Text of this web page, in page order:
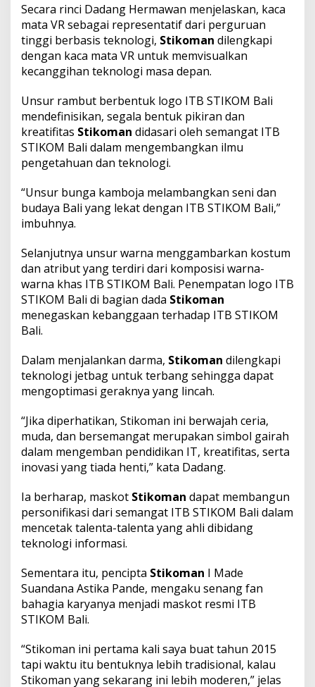
Secara rinci Dadang Hermawan menjelaskan, kaca
mata VR sebagai representatif dari perguruan
tinggi berbasis teknologi, Stikoman dilengkapi
dengan kaca mata VR untuk memvisualkan
kecanggihan teknologi masa depan.
Unsur rambut berbentuk logo ITB STIKOM Bali
mendefinisikan, segala bentuk pikiran dan
kreatifitas Stikoman didasari oleh semangat ITB
STIKOM Bali dalam mengembangkan ilmu
pengetahuan dan teknologi.
“Unsur bunga kamboja melambangkan seni dan
budaya Bali yang lekat dengan ITB STIKOM Bali,”
imbuhnya.
Selanjutnya unsur warna menggambarkan kostum
dan atribut yang terdiri dari komposisi warna-
warna khas ITB STIKOM Bali. Penempatan logo ITB
STIKOM Bali di bagian dada Stikoman
menegaskan kebanggaan terhadap ITB STIKOM
Bali.
Dalam menjalankan darma, Stikoman dilengkapi
teknologi jetbag untuk terbang sehingga dapat
mengoptimasi geraknya yang lincah.
“Jika diperhatikan, Stikoman ini berwajah ceria,
muda, dan bersemangat merupakan simbol gairah
dalam mengemban pendidikan IT, kreatifitas, serta
inovasi yang tiada henti,” kata Dadang.
Ia berharap, maskot Stikoman dapat membangun
personifikasi dari semangat ITB STIKOM Bali dalam
mencetak talenta-talenta yang ahli dibidang
teknologi informasi.
Sementara itu, pencipta Stikoman I Made
Suandana Astika Pande, mengaku senang fan
bahagia karyanya menjadi maskot resmi ITB
STIKOM Bali.
“Stikoman ini pertama kali saya buat tahun 2015
tapi waktu itu bentuknya lebih tradisional, kalau
Stikoman yang sekarang ini lebih moderen,” jelas